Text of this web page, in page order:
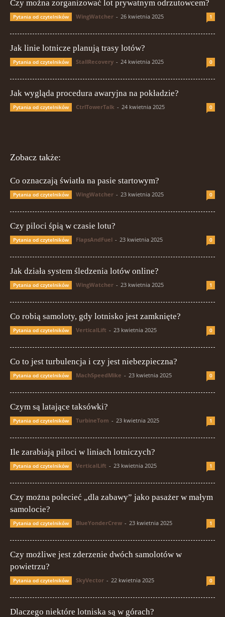
Czy można zorganizować lot prywatnym odrzutowcem?
Pytania od czytelników WingWatcher - 26 kwietnia 2025 1
Jak linie lotnicze planują trasy lotów?
Pytania od czytelników StallRecovery - 24 kwietnia 2025 0
Jak wygląda procedura awaryjna na pokładzie?
Pytania od czytelników CtrlTowerTalk - 24 kwietnia 2025 0
Zobacz także:
Co oznaczają światła na pasie startowym?
Pytania od czytelników WingWatcher - 23 kwietnia 2025 0
Czy piloci śpią w czasie lotu?
Pytania od czytelników FlapsAndFuel - 23 kwietnia 2025 0
Jak działa system śledzenia lotów online?
Pytania od czytelników WingWatcher - 23 kwietnia 2025 1
Co robią samoloty, gdy lotnisko jest zamknięte?
Pytania od czytelników VerticalLift - 23 kwietnia 2025 0
Co to jest turbulencja i czy jest niebezpieczna?
Pytania od czytelników MachSpeedMike - 23 kwietnia 2025 0
Czym są latające taksówki?
Pytania od czytelników TurbineTom - 23 kwietnia 2025 1
Ile zarabiają piloci w liniach lotniczych?
Pytania od czytelników VerticalLift - 23 kwietnia 2025 1
Czy można polecieć „dla zabawy” jako pasażer w małym
samolocie?
Pytania od czytelników BlueYonderCrew - 23 kwietnia 2025 1
Czy możliwe jest zderzenie dwóch samolotów w
powietrzu?
Pytania od czytelników SkyVector - 22 kwietnia 2025 0
Dlaczego niektóre lotniska są w górach?